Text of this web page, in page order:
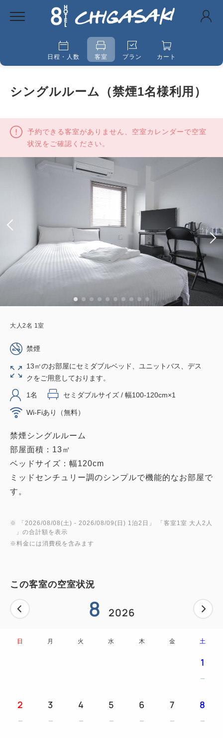
日程・人数 客室 プラン カート
シングルルーム（禁煙1名様利用）
予約できる客室がありません、空室カレンダーで空室
状況をご確認ください。
大人 2名 1 室
禁煙
13㎡のお部屋にセミダブルベッド、ユニットバス、デス
クをご用意しております。
1名 セミダブルサイズ / 幅100-120cm×1
Wi-Fiあり（無料）
禁煙シングルルーム
部屋面積：13㎡
ベッドサイズ：幅120cm
ミッドセンチュリー調のシンプルで機能的なお部屋で
す。
※ 「 2026/08/08(土) - 2026/08/09(日) 1泊2日 」 「客室1室 大人2人
」の合計額を表示
※料金には消費税を含みます
この客室の空室状況
8 2026
日 月 火 水 木 金 土
1
2 3 4 5 6 7 8